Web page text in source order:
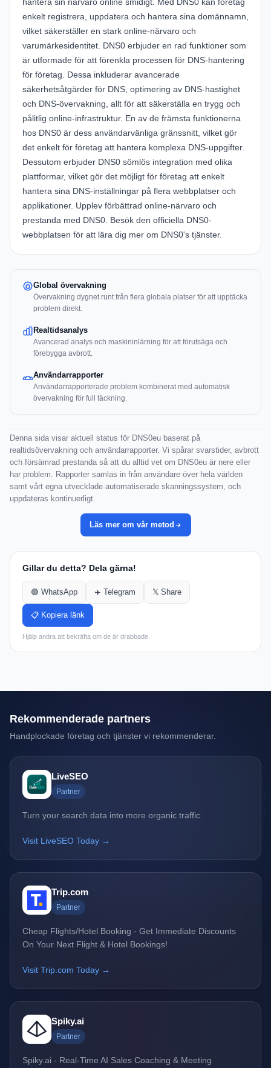
hantera sin närvaro online smidigt. Med DNS0 kan företag
enkelt registrera, uppdatera och hantera sina domännamn,
vilket säkerställer en stark online-närvaro och
varumärkesidentitet. DNS0 erbjuder en rad funktioner som
är utformade för att förenkla processen för DNS-hantering
för företag. Dessa inkluderar avancerade
säkerhetsåtgärder för DNS, optimering av DNS-hastighet
och DNS-övervakning, allt för att säkerställa en trygg och
pålitlig online-infrastruktur. En av de främsta funktionerna
hos DNS0 är dess användarvänliga gränssnitt, vilket gör
det enkelt för företag att hantera komplexa DNS-uppgifter.
Dessutom erbjuder DNS0 sömlös integration med olika
plattformar, vilket gör det möjligt för företag att enkelt
hantera sina DNS-inställningar på flera webbplatser och
applikationer. Upplev förbättrad online-närvaro och
prestanda med DNS0. Besök den officiella DNS0-
webbplatsen för att lära dig mer om DNS0's tjänster.
Global övervakning
Övervakning dygnet runt från flera globala platser för att upptäcka
problem direkt.
Realtidsanalys
Avancerad analys och maskininlärning för att förutsäga och
förebygga avbrott.
Användarrapporter
Användarrapporterade problem kombinerat med automatisk
övervakning för full täckning.
Denna sida visar aktuell status för DNS0eu baserat på
realtidsövervakning och användarrapporter. Vi spårar svarstider, avbrott
och försämrad prestanda så att du alltid vet om DNS0eu är nere eller
har problem. Rapporter samlas in från användare över hela världen
samt vårt egna utvecklade automatiserade skanningssystem, och
uppdateras kontinuerligt.
Läs mer om vår metod
Gillar du detta? Dela gärna!
🟢 WhatsApp ✈️ Telegram 𝕏 Share
📋 Kopiera länk
Hjälp andra att bekräfta om de är drabbade.
Rekommenderade partners
Handplockade företag och tjänster vi rekommenderar.
LiveSEO
Partner
Turn your search data into more organic traffic
Visit LiveSEO Today →
Trip.com
Partner
Cheap Flights/Hotel Booking - Get Immediate Discounts
On Your Next Flight & Hotel Bookings!
Visit Trip.com Today →
Spiky.ai
Partner
Spiky.ai - Real-Time AI Sales Coaching & Meeting